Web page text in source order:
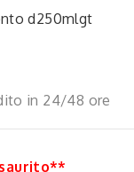
d250mlgt
in 24/48 ore